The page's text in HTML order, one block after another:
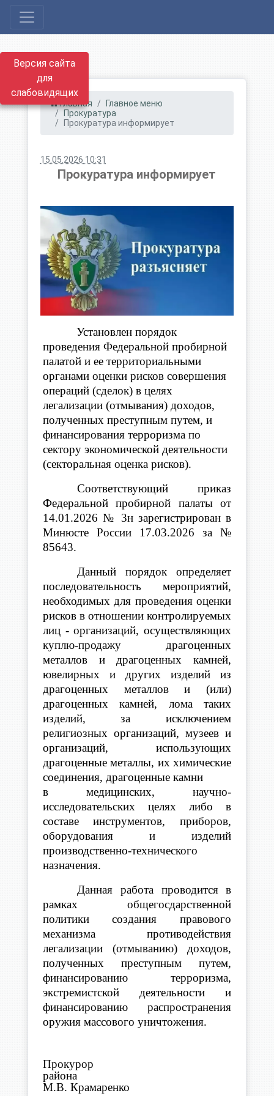
Версия сайта
для
слабовидящих
Главная
Главное меню
Прокуратура
Прокуратура информирует
15.05.2026 10:31
Прокуратура информирует
Установлен порядок
проведения Федеральной пробирной
палатой и ее территориальными
органами оценки рисков совершения
операций (сделок) в целях
легализации (отмывания) доходов,
полученных преступным путем, и
финансирования терроризма по
сектору экономической деятельности
(секторальная оценка рисков).
Соответствующий приказ
Федеральной пробирной палаты от
14.01.2026 № 3н зарегистрирован в
Минюсте России 17.03.2026 за №
85643.
Данный порядок определяет
последовательность мероприятий,
необходимых для проведения оценки
рисков в отношении контролируемых
лиц - организаций, осуществляющих
куплю-продажу драгоценных
металлов и драгоценных камней,
ювелирных и других изделий из
драгоценных металлов и (или)
драгоценных камней, лома таких
изделий, за исключением
религиозных организаций, музеев и
организаций, использующих
драгоценные металлы, их химические
соединения, драгоценные камни
в медицинских, научно-
исследовательских целях либо в
составе инструментов, приборов,
оборудования и изделий
производственно-технического
назначения.
Данная работа проводится в
рамках общегосдарственной
политики создания правового
механизма противодействия
легализации (отмыванию) доходов,
полученных преступным путем,
финансированию терроризма,
экстремистской деятельности и
финансированию распространения
оружия массового уничтожения.
Прокурор
М.В. Крамаренко